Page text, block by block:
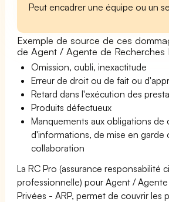
Peut encadrer une équipe ou un
Exemple de source de ces
de Agent / Agente de Recherches
Omission, oubli, inexactitude
Erreur de droit ou de fait ou
Retard dans l'exécution des
Produits défectueux
Manquements aux obligations de
d'informations, de mise en garde
collaboration
La RC Pro (assurance responsabilité
professionnelle) pour Agent /
Privées - ARP, permet de couvrir les